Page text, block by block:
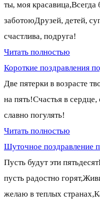
ты, моя
заботоюДрузей, детей,
счастлива, подруга!
Читать полностью
Короткие поздравления
Две пятерки в возрасте
на пять!Счастья в
славно погулять!
Читать полностью
Шуточное поздравление
Пусть будут эти
пусть радостно
желаю в теплых